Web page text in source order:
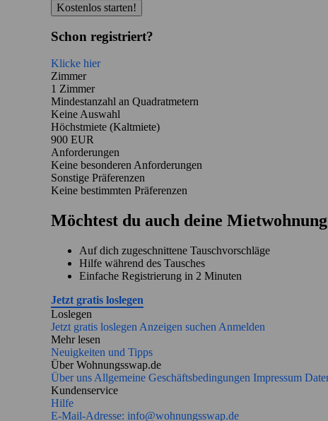
Kostenlos starten!
Schon registriert?
Klicke hier
Zimmer
1 Zimmer
Mindestanzahl an Quadratmetern
Keine Auswahl
Höchstmiete (Kaltmiete)
900 EUR
Anforderungen
Keine besonderen Anforderungen
Sonstige Präferenzen
Keine bestimmten Präferenzen
Möchtest du auch deine
Auf dich zugeschnittene Tauschvorschläge
Hilfe während des Tausches
Einfache Registrierung in 2 Minuten
Jetzt gratis loslegen
Loslegen
Jetzt gratis loslegen Anzeigen suchen Anmelden
Mehr lesen
Neuigkeiten und Tipps
Über Wohnungsswap.de
Über uns Allgemeine Geschäftsbedingungen Impressum
Kundenservice
Hilfe
E-Mail-Adresse: info@wohnungsswap.de